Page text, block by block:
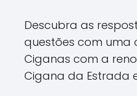
Descubra as
questões com uma
Ciganas com a
Cigana da Estrada